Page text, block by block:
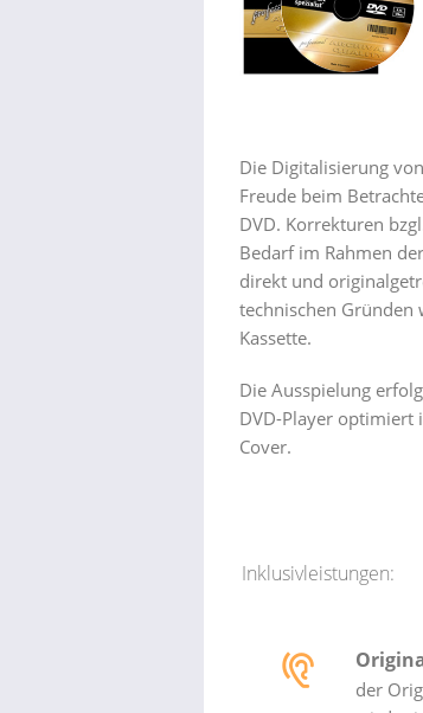
Die Digitalisierung
Freude beim
DVD. Korrekturen
Bedarf im Rahmen
direkt und
technischen Gründen
Kassette.
Die Ausspielung
DVD-Player optimiert
Cover.
Inklusivleistungen:
der